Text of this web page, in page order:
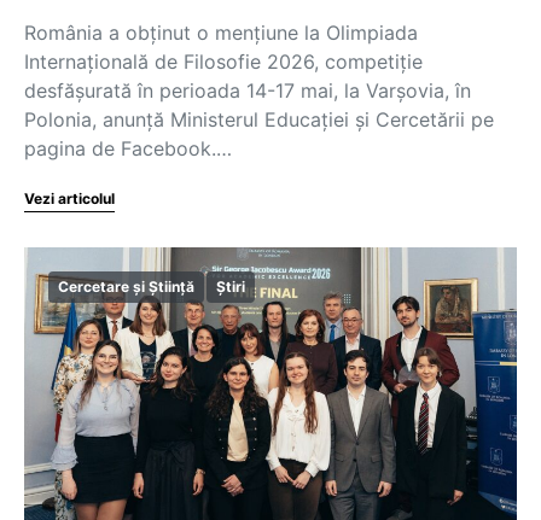
România a obținut o mențiune la Olimpiada
Internațională de Filosofie 2026, competiție
desfășurată în perioada 14-17 mai, la Varșovia, în
Polonia, anunță Ministerul Educației și Cercetării pe
pagina de Facebook.…
Vezi articolul
Cercetare și Știință Știri